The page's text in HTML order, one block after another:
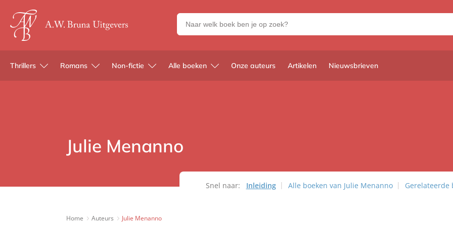
Zoeken
naar
en
uitgevers
Thrillers Romans Non-fictie Alle boeken Onze auteurs Artikelen Nieuwsbrieven
Julie Menanno
Snel naar: Inleiding Alle boeken van Julie Menanno Gerelateerde
Home Auteurs Julie Menanno